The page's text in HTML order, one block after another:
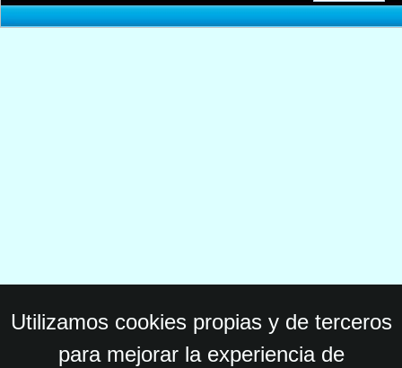
Utilizamos cookies propias y de terceros
para mejorar la experiencia de